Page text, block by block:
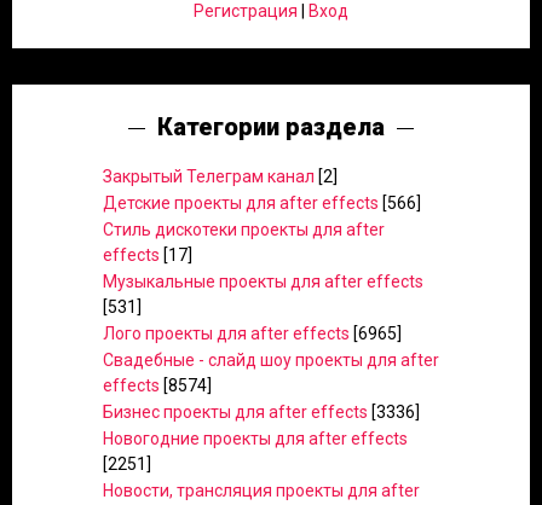
Регистрация
Вход
Категории раздела
Закрытый Телеграм канал [2]
Детские проекты для after effects [566]
Стиль дискотеки проекты для after
effects [17]
Музыкальные проекты для after effects
[531]
Лого проекты для after effects [6965]
Свадебные - слайд шоу проекты для after
effects [8574]
Бизнес проекты для after effects [3336]
Новогодние проекты для after effects
[2251]
Новости, трансляция проекты для after